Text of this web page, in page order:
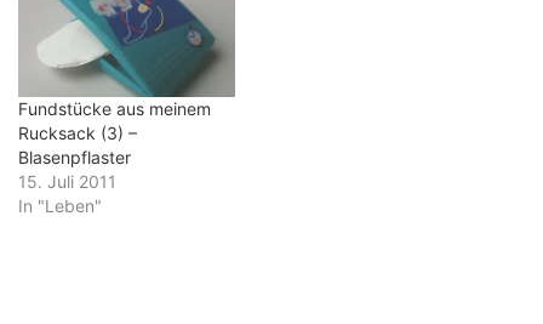
Fundstücke aus meinem
Rucksack (3) –
Blasenpflaster
15. Juli 2011
In "Leben"